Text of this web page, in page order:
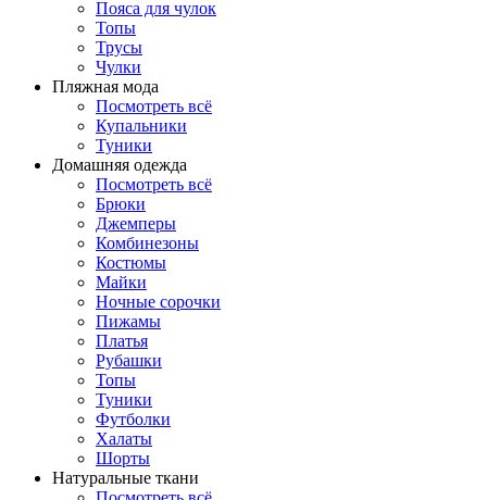
Поясa для чулок
Топы
Трусы
Чулки
Пляжная мода
Посмотреть всё
Купальники
Туники
Домашняя одежда
Посмотреть всё
Брюки
Джемперы
Комбинезоны
Костюмы
Майки
Ночные сорочки
Пижамы
Платья
Рубашки
Топы
Туники
Футболки
Халаты
Шорты
Натуральные ткани